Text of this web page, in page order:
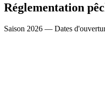
Réglementation
Saison 2026 — Dates